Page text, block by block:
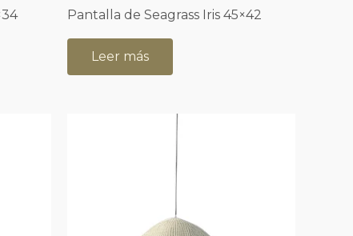
Pantalla de Seagrass Iris 45×42
Leer más